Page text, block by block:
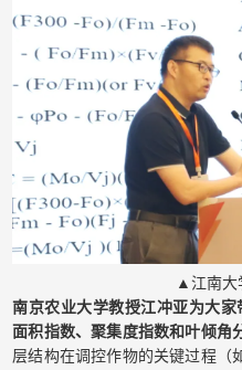
▲江南大
南京农业大学教授江冲亚为大
面积指数、聚集度指数和叶倾角
层结构在调控作物的关键过程（